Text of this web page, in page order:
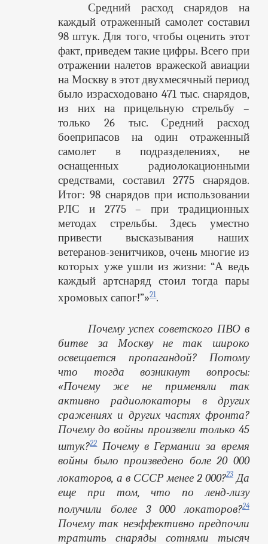
Средний расход снарядов на
каждый отраженный самолет составил
98 штук. Для того, чтобы оценить этот
факт, приведем такие цифры. Всего при
отражении налетов вражеской авиации
на Москву в этот двухмесячный период
было израсходовано 471 тыс. снарядов,
из них на прицельную стрельбу –
только 26 тыс. Средний расход
боеприпасов на один отраженный
самолет в подразделениях, не
оснащенных радиолокационными
средствами, составил 2775 снарядов.
Итог: 98 снарядов при использовании
РЛС и 2775 – при традиционных
методах стрельбы. Здесь уместно
привести высказывания наших
ветеранов-зенитчиков, очень многие из
которых уже ушли из жизни: “А ведь
каждый артснаряд стоил тогда пары
хромовых сапог!”»21.
Почему успех советского ПВО в
битве за Москву не так широко
освещается пропагандой? Потому
что тогда возникнут вопросы:
«Почему же не применяли так
активно радиолокаторы в других
сражениях и других частях фронта?
Почему до войны произвели только 45
штук?22Почему в Германии за время
войны было произведено боле 20 000
локаторов, а в СССР менее 2 000?23Да
еще при том, что по ленд-лизу
получили более 3 000 локаторов?24
Почему так неэффективно предпочли
тратить снаряды сотнями тысяч